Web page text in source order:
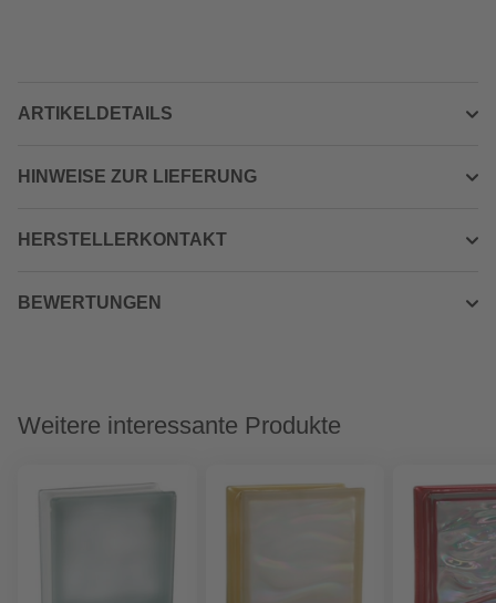
ARTIKELDETAILS
HINWEISE ZUR LIEFERUNG
HERSTELLERKONTAKT
BEWERTUNGEN
Weitere interessante Produkte